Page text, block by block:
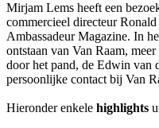
Mirjam Lems heeft een
commercieel directeur
Ambassadeur Magazine. In
ontstaan van Van Raam,
door het pand, de Edwin van
persoonlijke contact bij Van
Hieronder enkele highlights